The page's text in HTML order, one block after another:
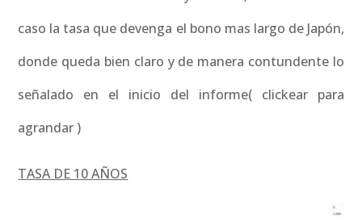
caso la tasa que devenga el bono mas largo de Japón,
donde queda bien claro y de manera contundente lo
señalado en el inicio del informe( clickear para
agrandar )
TASA DE 10 AÑOS